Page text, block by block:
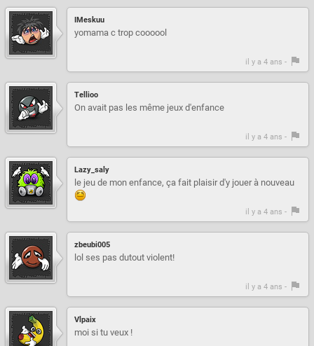
IMeskuu
yomama c trop coooool
il y a 4 ans -
Tellioo
On avait pas les même jeux d'enfance
il y a 4 ans -
Lazy_saly
le jeu de mon enfance, ça fait plaisir d'y jouer à nouveau
il y a 4 ans -
zbeubi005
lol ses pas dutout violent!
il y a 4 ans -
Vlpaix
moi si tu veux !